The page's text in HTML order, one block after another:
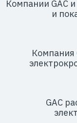
Компании GAC
и
Компания
GAC